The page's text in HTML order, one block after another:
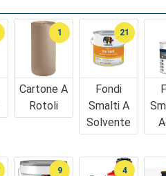
Cartone A
Rotoli
1
Fondi
Smalti A
Solvente
21
9 4